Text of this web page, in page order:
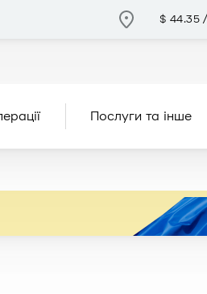
$ 44.35
Послуги та інше